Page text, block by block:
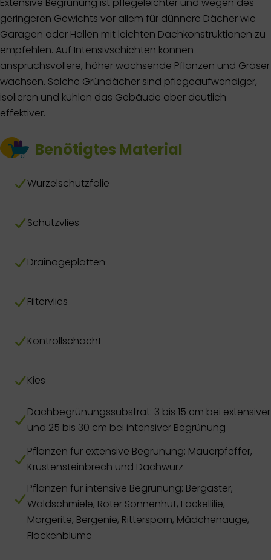
Extensive Begrünung ist pflegeleichter und wegen des
geringeren Gewichts vor allem für dünnere Dächer wie
Garagen oder Hallen mit leichten Dachkonstruktionen zu
empfehlen. Auf Intensivschichten können
anspruchsvollere, höher wachsende Pflanzen und Gräser
wachsen. Solche Gründächer sind pflegeaufwendiger,
isolieren und kühlen das Gebäude aber deutlich
effektiver.
Benötigtes Material
Wurzelschutzfolie
Schutzvlies
Drainageplatten
Filtervlies
Kontrollschacht
Kies
Dachbegrünungssubstrat: 3 bis 15 cm bei extensiver
und 25 bis 30 cm bei intensiver Begrünung
Pflanzen für extensive Begrünung: Mauerpfeffer,
Krustensteinbrech und Dachwurz
Pflanzen für intensive Begrünung: Bergaster,
Waldschmiele, Roter Sonnenhut, Fackellilie,
Margerite, Bergenie, Rittersporn, Mädchenauge,
Flockenblume